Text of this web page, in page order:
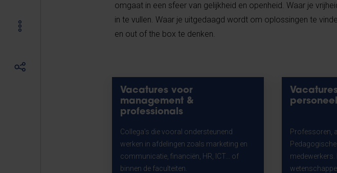
omgaat in een sfeer van gelijkheid en openheid. Waar je
in te vullen. Waar je uitgedaagd wordt om oplossingen te
en out of the box te denken.
Vacatures voor
management &
professionals
Collega’s die vooral ondersteunend
werken in afdelingen zoals marketing en
communicatie, financiën, HR, ICT... of
binnen de faculteiten.
Professoren,